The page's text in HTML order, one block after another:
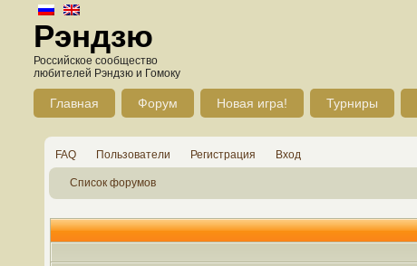
Рэндзю
Российское сообщество
любителей Рэндзю и Гомоку
Главная Форум Новая игра! Турниры
FAQ Пользователи Регистрация Вход
Список форумов